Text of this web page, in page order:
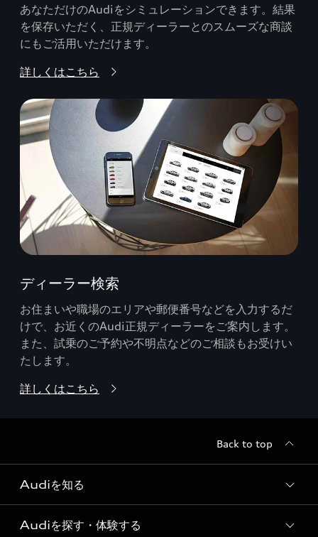
あなただけのAudiをシミュレーションできます。結果
を保存いただく、正規ディーラーとのスムーズな商談
にもご活用いただけます。
詳しくはこちら
ディーラー検索
お住まいや職場のエリアや郵便番号などを入力するだ
けで、お近くのAudi正規ディーラーをご案内します。
また、試乗のご予約や不明点などのご相談もお受けい
たします。
詳しくはこちら
Back to top
Audiを知る
Audi ブランド
Audiを探す・体験する